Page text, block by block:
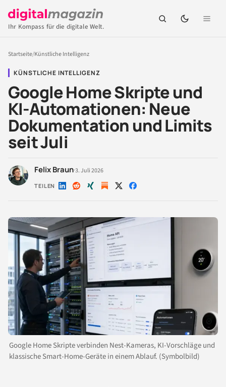
Ihr Kompass für die digitale Welt.
Startseite/Künstliche Intelligenz
KÜNSTLICHE INTELLIGENZ
Google Home Skripte und
KI-Automationen: Neue
Dokumentation und Limits
seit Juli
Felix Braun·3. Juli 2026
TEILEN Auf Auf Auf Auf Auf
Google Home Skripte verbinden Nest-Kameras, KI-Vorschläge und
klassische Smart-Home-Geräte in einem Ablauf. (Symbolbild)